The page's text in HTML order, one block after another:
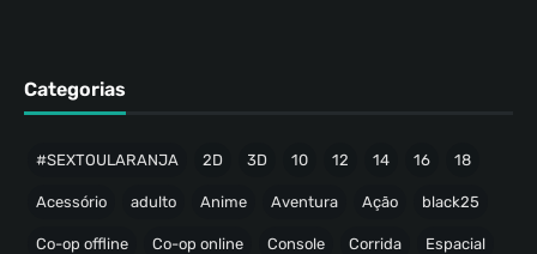
Categorias
#SEXTOULARANJA 2D 3D 10 12 14 16 18
Acessório adulto Anime Aventura Ação black25
Co-op offline Co-op online Console Corrida Espacial